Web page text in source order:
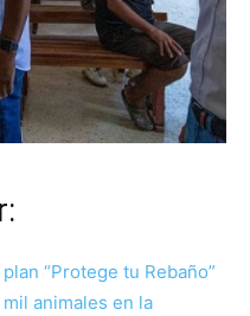
“Protege tu Rebaño”
animales en la